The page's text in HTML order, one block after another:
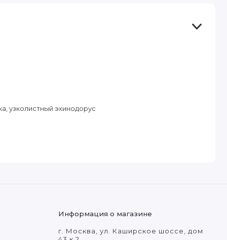
узколистный эхинодорус
Информация о магазине
г. Москва, ул. Каширское шоссе, дом